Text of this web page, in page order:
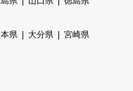
県 大分県
宮崎県